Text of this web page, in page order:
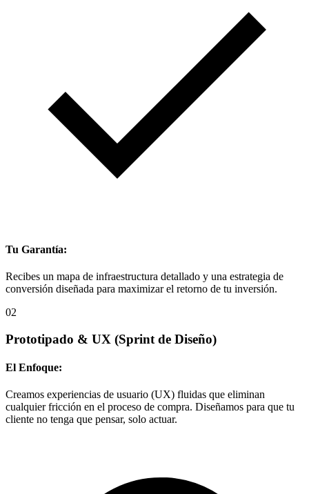
Tu Garantía:
Recibes un mapa de infraestructura detallado y una estrategia de
conversión diseñada para maximizar el retorno de tu inversión.
02
Prototipado & UX (Sprint de Diseño)
El Enfoque:
Creamos experiencias de usuario (UX) fluidas que eliminan
cualquier fricción en el proceso de compra. Diseñamos para que tu
cliente no tenga que pensar, solo actuar.